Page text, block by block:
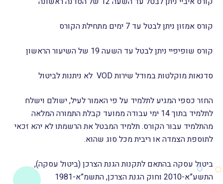
קורס אמזון ניתן לבטל עד 7 ימים מתחילת הקורס
קורס שופיפיי ניתן לבטל עד השעה 19 של השיעור הראשון
סדנאות מוקלטות במודל שירות VOD לא ניתנות לביטול
החזר כספי המגיע לתלמיד על פי האמור לעיל, ישולם וישלח
לתלמיד בתוך 14 ימי עבודה ממועד קבלת התמורה המלאה
מהתלמיד עבור הקורס. תלמיד המבטל את הרשמתו לא יהא זכאי
לתוספת הצמדה או ריבית מכל סוג שהוא.
ביטול עסקה בהתאם לתקנות הגנת הצרכן (ביטול עסקה),
התשע”א-2010 וחוק הגנת הצרכן, התשמ”א-1981